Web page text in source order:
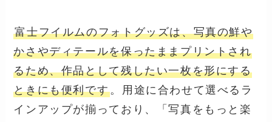
富士フイルムのフォトグッズは、写真の鮮や
かさやディテールを保ったままプリントされ
るため、作品として残したい一枚を形にする
ときにも便利です。用途に合わせて選べるラ
インアップが揃っており、「写真をもっと楽